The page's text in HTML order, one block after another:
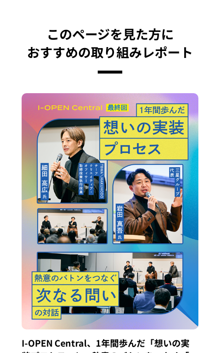
このページを見た方に
おすすめの取り組みレポート
I-OPEN Central、1年間歩んだ「想いの実